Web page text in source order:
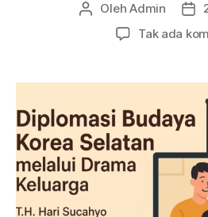
Penulis
artikel
OlehAdmin
Tak ada